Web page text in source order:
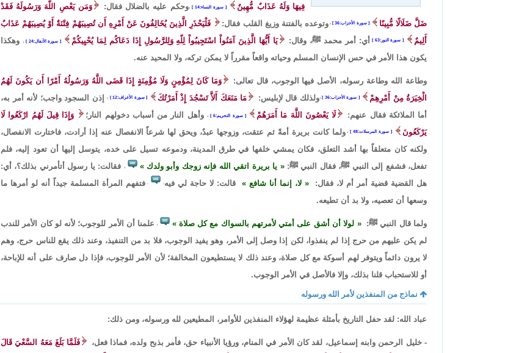
فِيهَا وَلَهُ عَذَابٌ مُّهِينٌ
سورة النساء:14 ،وحكم عليه بالضلال فقال:
وَمَن يَعْصِ اللَّهَ وَرَسُولَهُ فَقَدْ
ضَلَّ ضَلَالًا مُّبِينًا
سورة الأحزاب:36 ،وتوعده بالفتنة وزيغ القلب فقال:
فَلْيَحْذَرِ الَّذِينَ يُخَالِفُونَ عَنْ أَمْرِهِ أَن تُصِيبَهُمْ فِتْنَةٌ أَوْ يُصِيبَهُمْ عَذَابٌ
أَلِيمٌ
سورة النور:63 أي: أمر محمد ﷺ، وقال: يَا أَيُّهَا الَّذِينَ آمَنُواْ اسْتَجِيبُواْ لِلّهِ وَلِلرَّسُولِ إِذَا دَعَاكُم لِمَا يُحْيِيكُمْ سورة الأنفال:24 ، وهكذا
يكون هذا الأمر في حس الإنسان المسلم وحياته واقعاً مقرراً لا يمكن تركه، ولا المحيد عنه.
وطاعة الله وطاعة رسوله، الأصل فيها الوجوب، قال تعالى:
وَمَا كَانَ لِمُؤْمِنٍ وَلَا مُؤْمِنَةٍ إِذَا قَضَى اللَّهُ وَرَسُولُهُ أَمْرًا أَن يَكُونَ لَهُمُ
الْخِيَرَةُ مِنْ أَمْرِهِمْ
سورة الأحزاب:36 ،ولذلك قال لإبليس: مَا مَنَعَكَ أَلاَّ تَسْجُدَ إِذْ أَمَرْتُكَ سورة الأعراف:12 ،
إذن السجود واجب؛ لأنه أمر به،
أما الملائكة فقال عنهم:
لَا يَعْصُونَ اللَّهَ مَا أَمَرَهُمْ سورة التحريم:6 ، وأهل النار من أسباب دخولهم النار؛
وَإِذَا قِيلَ لَهُمُ ارْكَعُوا لَا
يَرْكَعُونَ
سورة المرسلات:48 ،ولما كانت بريرة أمةً ثم عتقت، وزوجها عبدٌ، ويحق لها شرعاً الانفصال عنه إذا أرادت، فاختارت الانفصال،
ولكنه كان متعلقاً بها أشد التعلق، فكان يمشي خلفها في طرق المدينة، ودموعه تسيل على خده، يتوسل إليها أن تعود إليه، فلم
تفعل، فشفع إلى النبي ﷺ، فقال النبي ﷺ:
يا بريرة اتقي الله فإنه زوجك وأبو ولدك ، فقالت: يا رسول أتأمرني بذلك؟، أي:
هل القضية قضية أمر أم لا، فقال:
لا، إنما أنا شافع قالت: لا حاجة لي فيه.
. فتفهم المرأة المسلمة جيداً أنه لو أمرها ما
وسعها أن تعصيه، ولا بد أن تطيعه.
ولما قال النبي ﷺ: لولا أن أشق على أمتي لأمرتهم بالسواك مع كل صلاة ، علمنا أن الأمر للوجوب؛ لأنه لو كان الأمر للندب
لم يكن عليهم من حرج إذا لم ينفذوا، لكن إذا وصل إلى الأمر، وهو يفيد الوجوب، فلا بد من التنفيذ، وعند ذلك يقع للناس حرج، وهم
لا يرون دائماً ويتوفر لهم أسوكة مع كل صلاة، وعند ذلك لا يستطيعون المخالفة؛ لأن الأمر للوجوب، فإذا دل صارف على أنه للإباحة،
أو للاستحباب قلنا بذلك، وإلا فالأصل في الأمر الوجوب.
نماذج من المنفذين لأمر الله ورسوله
عباد الله: لقد حفل التاريخ بأمثلة عظيمة لهؤلاء المنفذين للأوامر، المطيعين لله ورسوله، ومن ذلك:
- خليل الرحمن وابنه إسماعيل، لقد كان الأمر في المنام، ورؤيا الأنبياء حق، فأمر بذبح ولده، فماذا فعل،
فَلَمَّا بَلَغَ مَعَهُ السَّعْيَ قَالَ